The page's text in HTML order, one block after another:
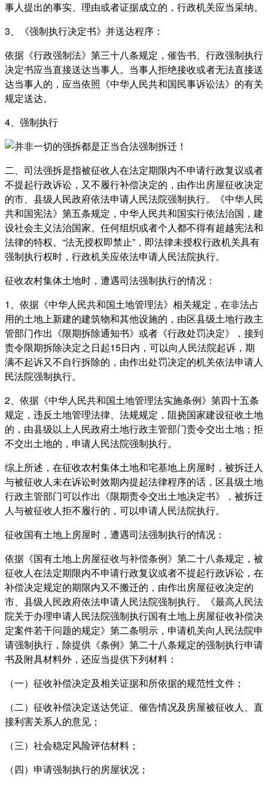
事人提出的事实、理由或者证据成立的，行政机关应当采纳。
3、《强制执行决定书》并送达程序：
依据《行政强制法》第三十八条规定，催告书、行政强制执行
决定书应当直接送达当事人。当事人拒绝接收或者无法直接送
达当事人的，应当依照《中华人民共和国民事诉讼法》的有关
规定送达。
4、强制执行
二、司法强拆是指被征收人在法定期限内不申请行政复议或者
不提起行政诉讼，又不履行补偿决定的，由作出房屋征收决定
的市、县级人民政府依法申请人民法院强制执行。《中华人民
共和国宪法》第五条规定，中华人民共和国实行依法治国，建
设社会主义法治国家。任何组织或者个人都不得有超越宪法和
法律的特权。“法无授权即禁止”，即法律未授权行政机关具有
强制执行权时，行政机关应依法申请人民法院执行。
征收农村集体土地时，遭遇司法强制执行的情况：
1、依据《中华人民共和国土地管理法》相关规定，在非法占
用的土地上新建的建筑物和其他设施的，由区县级土地行政主
管部门作出《限期拆除通知书》或者《行政处罚决定》，接到
责令限期拆除决定之日起15日内，可以向人民法院起诉，期
满不起诉又不自行拆除的，由作出处罚决定的机关依法申请人
民法院强制执行。
2、依据《中华人民共和国土地管理法实施条例》第四十五条
规定，违反土地管理法律、法规规定，阻挠国家建设征收土地
的，由县级以上人民政府土地行政主管部门责令交出土地；拒
不交出土地的，申请人民法院强制执行。
综上所述，在征收农村集体土地和宅基地上房屋时，被拆迁人
与被征收人未在诉讼时效期内提起法律程序的话，区县级土地
行政主管部门可以作出《限期责令交出土地决定书》，被拆迁
人与被征收人拒不履行的，可以申请人民法院执行。
征收国有土地上房屋时，遭遇司法强制执行的情况：
依据《国有土地上房屋征收与补偿条例》第二十八条规定，被
征收人在法定期限内不申请行政复议或者不提起行政诉讼，在
补偿决定规定的期限内又不搬迁的，由作出房屋征收决定的
市、县级人民政府依法申请人民法院强制执行。《最高人民法
院关于办理申请人民法院强制执行国有土地上房屋征收补偿决
定案件若干问题的规定》第二条明示，申请机关向人民法院申
请强制执行，除提供《条例》第二十八条规定的强制执行申请
书及附具材料外，还应当提供下列材料：
（一）征收补偿决定及相关证据和所依据的规范性文件；
（二）征收补偿决定送达凭证、催告情况及房屋被征收人、直
接利害关系人的意见；
（三）社会稳定风险评估材料；
（四）申请强制执行的房屋状况；